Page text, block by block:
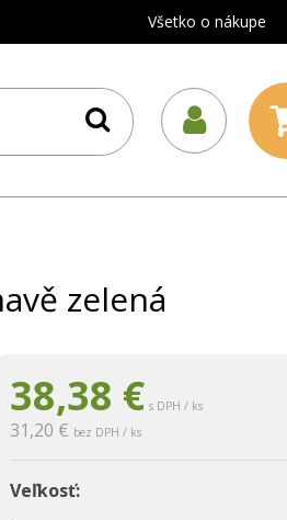
Všetko o nákupe
zelená
38,38 € s DPH / ks
31,20 € bez DPH / ks
Veľkosť: